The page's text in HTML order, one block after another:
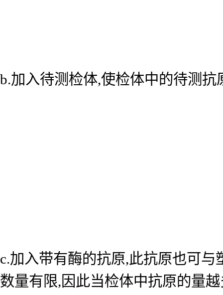
b.加入待测检体,使检体中的待测
c.加入带有酶的抗原,此抗原也可
数量有限,因此当检体中抗原的量